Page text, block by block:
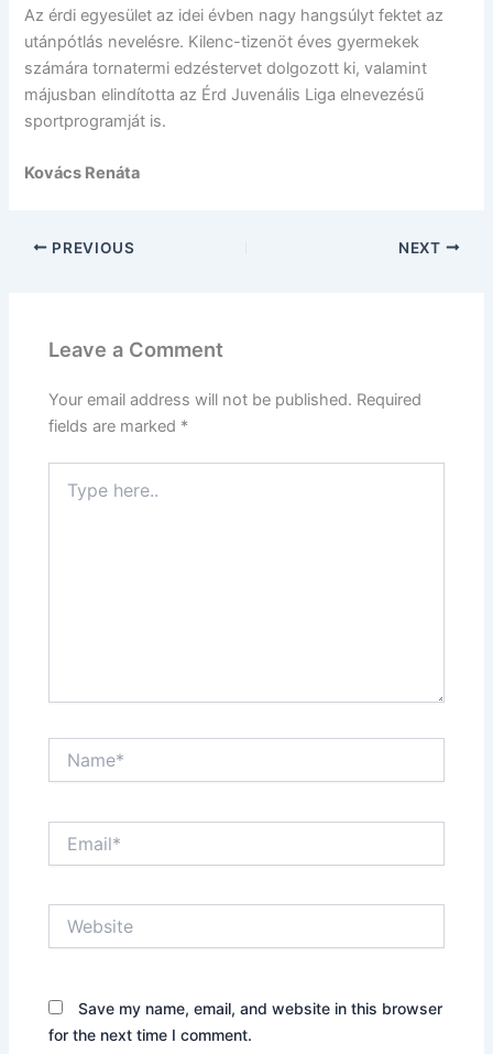
Az érdi egyesület az idei évben nagy hangsúlyt fektet az
utánpótlás nevelésre. Kilenc-tizenöt éves gyermekek
számára tornatermi edzéstervet dolgozott ki, valamint
májusban elindította az Érd Juvenális Liga elnevezésű
sportprogramját is.
Kovács Renáta
PREVIOUS NEXT
Leave a Comment
Your email address will not be published. Required
fields are marked *
here..
Save my name, email, and website in this browser
for the next time I comment.